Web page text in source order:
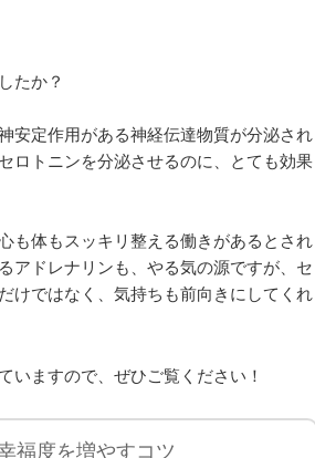
たか？
安定作用がある神経伝達物質が分泌され
ロトニンを分泌させるのに、とても効果
も体もスッキリ整える働きがあるとされ
アドレナリンも、やる気の源ですが、セ
けではなく、気持ちも前向きにしてくれ
いますので、ぜひご覧ください！
福度を増やすコツ